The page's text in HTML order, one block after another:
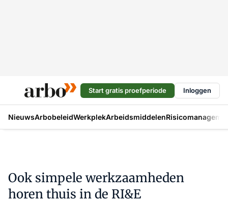
Start gratis proefperiode Inloggen
NieuwsArbobeleidWerkplekArbeidsmiddelen
Ook simpele werkzaamheden
horen thuis in de RI&E